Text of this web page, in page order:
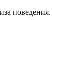
поведения.